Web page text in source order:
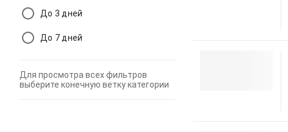
До 3 дней
До 7 дней
Для просмотра всех фильтров
выберите конечную ветку категории